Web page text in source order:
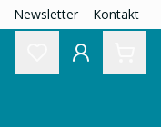
Newsletter Kontakt